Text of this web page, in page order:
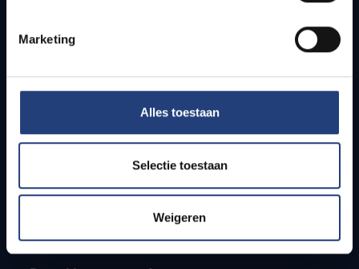
Marketing
Alles toestaan
Selectie toestaan
Weigeren
Studenten
PhD-studenten
Leerkrachten en secundaire scholen